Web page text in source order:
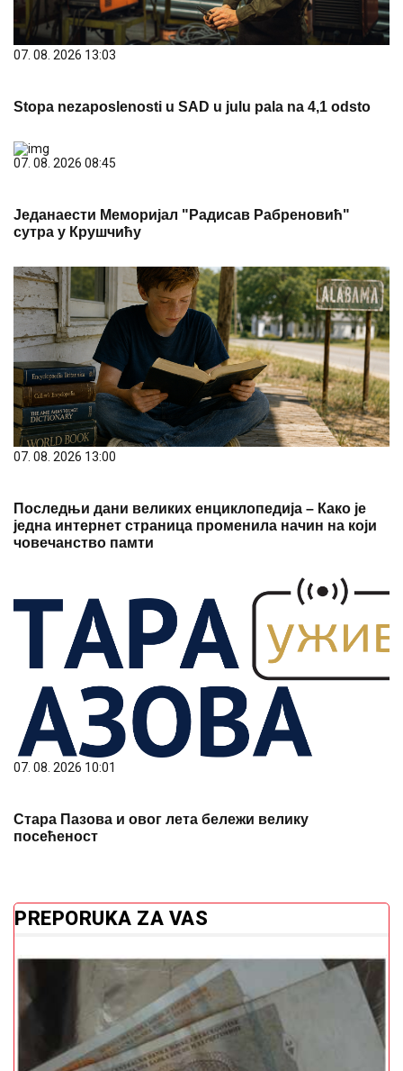
07. 08. 2026 13:03
Stopa nezaposlenosti u SAD u julu pala na 4,1 odsto
07. 08. 2026 08:45
Једанаести Меморијал "Радисав Рабреновић"
сутра у Крушчићу
07. 08. 2026 13:00
Последњи дани великих енциклопедија – Како је
једна интернет страница променила начин на који
човечанство памти
07. 08. 2026 10:01
Стара Пазова и овог лета бележи велику
посећеност
PREPORUKA ZA VAS